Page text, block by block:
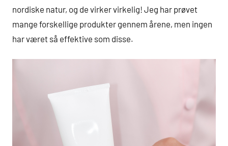
nordiske natur, og de virker virkelig! Jeg har prøvet
mange forskellige produkter gennem årene, men ingen
har været så effektive som disse.